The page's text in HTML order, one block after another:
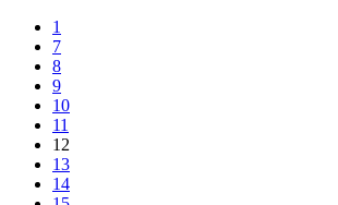
1
7
8
9
10
11
12
13
14